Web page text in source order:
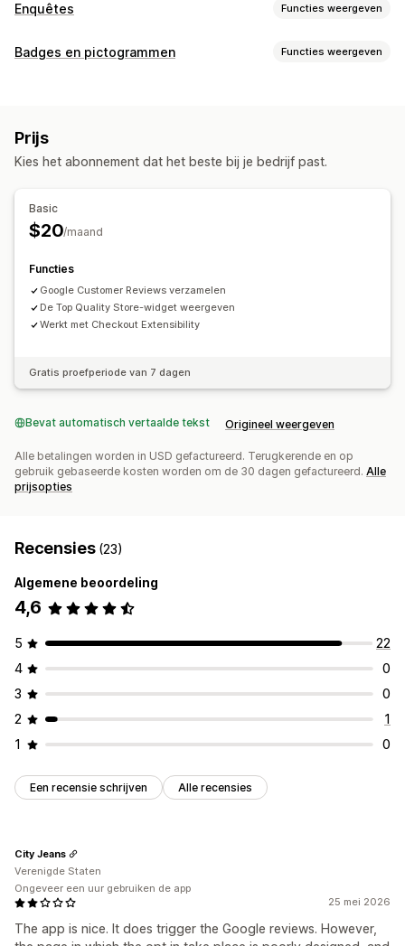
Enquêtes Functies weergeven
Formulieraanpassing
Klanttevredenheid
Indieningsbeheer
Badges en pictogrammen Functies weergeven
Aanpassing
Pictogrampositie
Handmatige positionering
Prijs
Kies het abonnement dat het beste bij je bedrijf past.
Basic
$20/maand
Functies
Google Customer Reviews verzamelen
De Top Quality Store-widget weergeven
Werkt met Checkout Extensibility
Gratis proefperiode van 7 dagen
Bevat automatisch vertaalde tekst Origineel weergeven
Alle betalingen worden in USD gefactureerd. Terugkerende en op
gebruik gebaseerde kosten worden om de 30 dagen gefactureerd. Alle
prijsopties
Recensies (23)
Algemene beoordeling
4,6
5
22
4
0
3
0
2
1
1
0
Een recensie schrijven Alle recensies
25 mei 2026
The app is nice. It does trigger the Google reviews. However,
City Jeans
Verenigde Staten
Ongeveer een uur gebruiken de app